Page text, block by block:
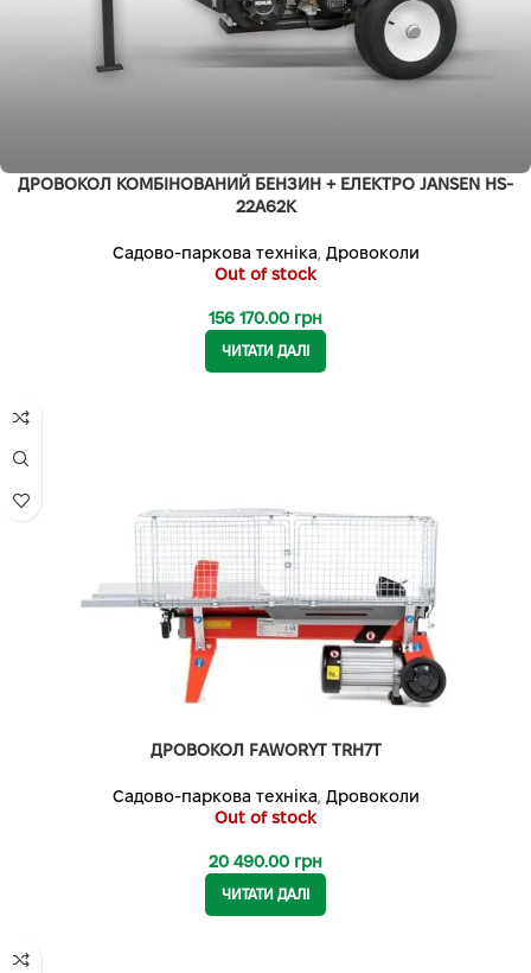
ДРОВОКОЛ КОМБІНОВАНИЙ БЕНЗИН + ЕЛЕКТРО JANSEN HS-
22A62K
Садово-паркова техніка, Дровоколи
Out of stock
156 170.00 грн
ЧИТАТИ ДАЛІ
ДРОВОКОЛ FAWORYT TRH7T
Садово-паркова техніка, Дровоколи
Out of stock
20 490.00 грн
ЧИТАТИ ДАЛІ